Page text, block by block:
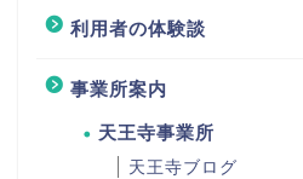
利用者の体験談
事業所案内
天王寺事業所
天王寺ブログ